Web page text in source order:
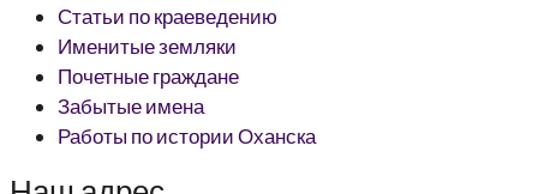
Статьи по краеведению
Именитые земляки
Почетные граждане
Забытые имена
Работы по истории Оханска